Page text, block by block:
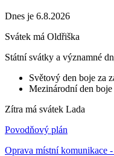
Dnes je 6.8.2026
Svátek má Oldřiška
Státní svátky a významné
Světový den boje za
Mezinárodní den
Zítra má svátek Lada
Povodňový plán
Oprava místní komunikace